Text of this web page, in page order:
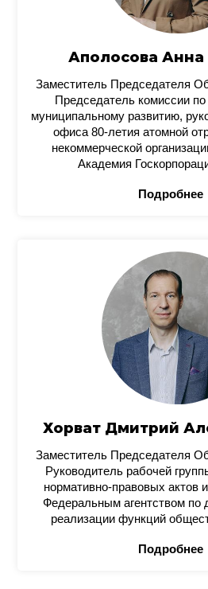
Аполосова Анна
Заместитель Председателя
Председатель комиссии
муниципальному развитию,
офиса 80-летия атомной
некоммерческой
Академия
Подробнее
Хорват Дмитрий
Заместитель Председателя
Руководитель рабочей
нормативно-правовых актов
Федеральным агентством по
реализации функций
Подробнее